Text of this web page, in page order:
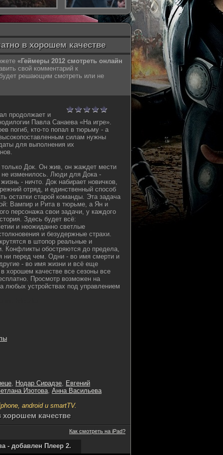
в хорошем качестве
«Геймеры 2012 смотреть онлайн
свой комментарий к
решающим смотреть или не
продолжает и
Павла Санаева «На игре».
погиб, кто-то попал в тюрьму - а
силам нужны
для выполнения их
только Док. Он жив, он жаждет мести
не изменилось. Люди для Дока -
- ничто. Док набирает новичков,
отряд, и единственный способ
остатки старой команды. Эта задача
Вампир и Рита в тюрьме, а Ян и
персонажа свои задачи, у каждого
Здесь будет всё:
и неожиданно светлые
и безудержные страхи.
в штопор реальные и
Конфликты обостряются до предела,
ни перед чем. Одни - во имя смерти и
- во имя жизни и всё еще
хорошем качестве все сезоны все
Просмотр возможен на
любых устройствах под управлением
, Нодар Сирадзе, Евгений
Изотова, Анна Васильева
android и smartTV.
хорошем качестве
Как смотреть на iPad?
- добавлен Плеер 2.